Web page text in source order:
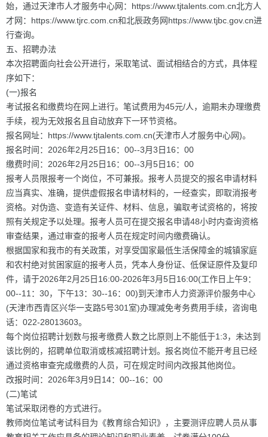
始，通过天津市人才服务中心网：https://www.tjtalents.com.cn北方人
才网：https://www.tjrc.com.cn和北辰政务网https://www.tjbc.gov.cn进
行查询。
五、招聘办法
本次招聘面向社会公开进行，采取笔试、面试相结合的方式，具体程
序如下：
(一)报名
考试报名和缴费均在网上进行。笔试费用为45元/人，逾期未办理缴费
手续，视为无效报名且自动放弃下一环节资格。
报名网址：https://www.tjtalents.com.cn(天津市人才服务中心网)。
报名时间：2026年2月25日16：00--3月3日16：00
缴费时间：2026年2月25日16：00--3月5日16：00
报考人员限报考一个岗位，不可兼报。报考人员提交的报名申请材料
应当真实、准确，提供虚假报名申请材料的，一经查实，即取消报考
资格。对伪造、变造有关证件、材料、信息，骗取考试资格的，将按
照有关规定予以处理。报考人员可在提交报名申请48小时内查询资格
审查结果，通过审查的报考人员在规定时间内缴费确认。
根据国家和我市的有关政策，对享受国家最低生活保障金的城镇家庭
和农村绝对贫困家庭的报考人员，凭本人身份证、低保证原件及复印
件，请于2026年2月25日16:00-2026年3月5日16:00(工作日上午9：
00--11：30，下午13：30--16：00)到天津市人力资源评价服务中心
(天津市西青区兴华一支路5号301室)办理减免考务费用手续，咨询电
话：022-28013603。
每个岗位招聘计划数与报考缴费人数之比原则上不能低于1:3，未达到
该比例的，招聘单位取消或核减招聘计划。报名岗位不能开考且已经
通过资格审查完成缴费的人员，可在规定时间内改报其他岗位。
改报时间：2026年3月9日14：00--16：00
(二)笔试
笔试采取闭卷的方式进行。
教师岗位笔试考试科目为《教育综合知识》，主要测评应聘人员从事